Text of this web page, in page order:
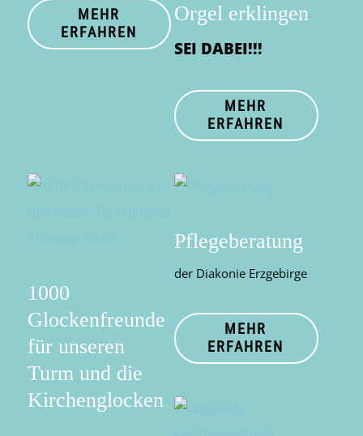
MEHR
ERFAHREN
Orgel erklingen
SEI DABEI!!!
MEHR
ERFAHREN
1000
Glockenfreunde
für unseren
Turm und die
Kirchenglocken
Pflegeberatung
der Diakonie Erzgebirge
MEHR
ERFAHREN